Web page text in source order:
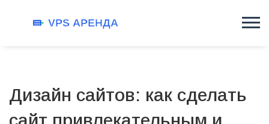
Дизайн сайтов: как сделать